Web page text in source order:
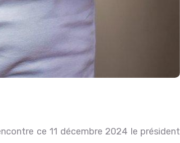
ce 11 décembre 2024 le président